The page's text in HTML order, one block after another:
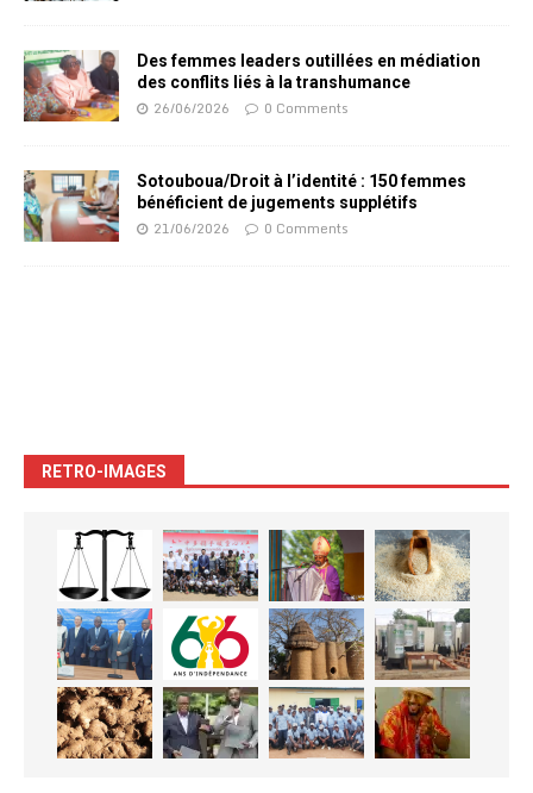
Des femmes leaders outillées en médiation
des conflits liés à la transhumance
26/06/2026 0 Comments
Sotouboua/Droit à l’identité : 150 femmes
bénéficient de jugements supplétifs
21/06/2026 0 Comments
RETRO-IMAGES